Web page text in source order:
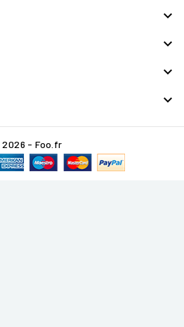




- Foo.fr